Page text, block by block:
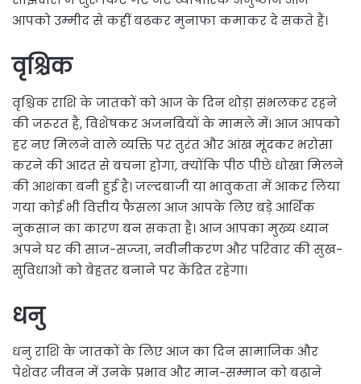
आपको उम्मीद से कहीं बढ़कर मुनाफा कमाकर दे सकते हैं।
वृश्चिक
वृश्चिक राशि के जातकों को आज के दिन थोड़ा संभलकर रहने
की जरूरत है, विशेषकर अजनबियों के मामले में। आज आपको
हर नए मिलने वाले व्यक्ति पर तुरंत और आंख मूंदकर भरोसा
करने की आदत से बचना होगा, क्योंकि पीठ पीछे धोखा मिलने
की आशंका बनी हुई है। जल्दबाजी या भावुकता में आकर लिया
गया कोई भी वित्तीय फैसला आज आपके लिए बड़े आर्थिक
नुकसान का कारण बन सकता है। आज आपका मुख्य ध्यान
अपने घर की साज-सज्जा, नवीनीकरण और परिवार की सुख-
सुविधाओं को बेहतर बनाने पर केंद्रित रहेगा।
धनु
धनु राशि के जातकों के लिए आज का दिन सामाजिक और
पेशेवर जीवन में उनके प्रभाव और मान-सम्मान को बढ़ाने